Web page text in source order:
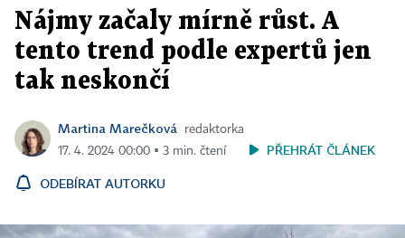
Nájmy začaly mírně růst. A
tento trend podle expertů jen
tak neskončí
Martina Marečková
redaktorka
17. 4. 2024 00:00 ▪ 3 min. čtení
PŘEHRÁT ČLÁNEK
ODEBÍRAT AUTORKU